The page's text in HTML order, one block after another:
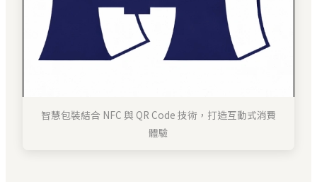
智慧包裝結合 NFC 與 QR Code 技術，打造互動式消費
體驗